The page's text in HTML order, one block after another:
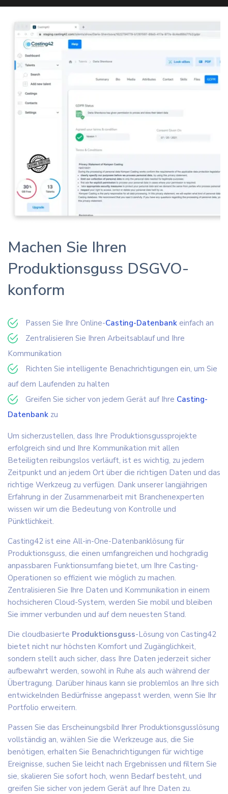
Machen Sie Ihren
Produktionsguss DSGVO-
konform
Passen Sie Ihre Online-Casting-Datenbank einfach an
Zentralisieren Sie Ihren Arbeitsablauf und Ihre
Kommunikation
Richten Sie intelligente Benachrichtigungen ein, um Sie
auf dem Laufenden zu halten
Greifen Sie sicher von jedem Gerät auf Ihre Casting-
Datenbank zu
Um sicherzustellen, dass Ihre Produktionsgussprojekte
erfolgreich sind und Ihre Kommunikation mit allen
Beteiligten reibungslos verläuft, ist es wichtig, zu jedem
Zeitpunkt und an jedem Ort über die richtigen Daten und das
richtige Werkzeug zu verfügen. Dank unserer langjährigen
Erfahrung in der Zusammenarbeit mit Branchenexperten
wissen wir um die Bedeutung von Kontrolle und
Pünktlichkeit.
Casting42 ist eine All-in-One-Datenbanklösung für
Produktionsguss, die einen umfangreichen und hochgradig
anpassbaren Funktionsumfang bietet, um Ihre Casting-
Operationen so effizient wie möglich zu machen.
Zentralisieren Sie Ihre Daten und Kommunikation in einem
hochsicheren Cloud-System, werden Sie mobil und bleiben
Sie immer verbunden und auf dem neuesten Stand.
Die cloudbasierte Produktionsguss-Lösung von Casting42
bietet nicht nur höchsten Komfort und Zugänglichkeit,
sondern stellt auch sicher, dass Ihre Daten jederzeit sicher
aufbewahrt werden, sowohl in Ruhe als auch während der
Übertragung. Darüber hinaus kann sie problemlos an Ihre sich
entwickelnden Bedürfnisse angepasst werden, wenn Sie Ihr
Portfolio erweitern.
Passen Sie das Erscheinungsbild Ihrer Produktionsgusslösung
vollständig an, wählen Sie die Werkzeuge aus, die Sie
benötigen, erhalten Sie Benachrichtigungen für wichtige
Ereignisse, suchen Sie leicht nach Ergebnissen und filtern Sie
sie, skalieren Sie sofort hoch, wenn Bedarf besteht, und
greifen Sie sicher von jedem Gerät auf Ihre Daten zu.